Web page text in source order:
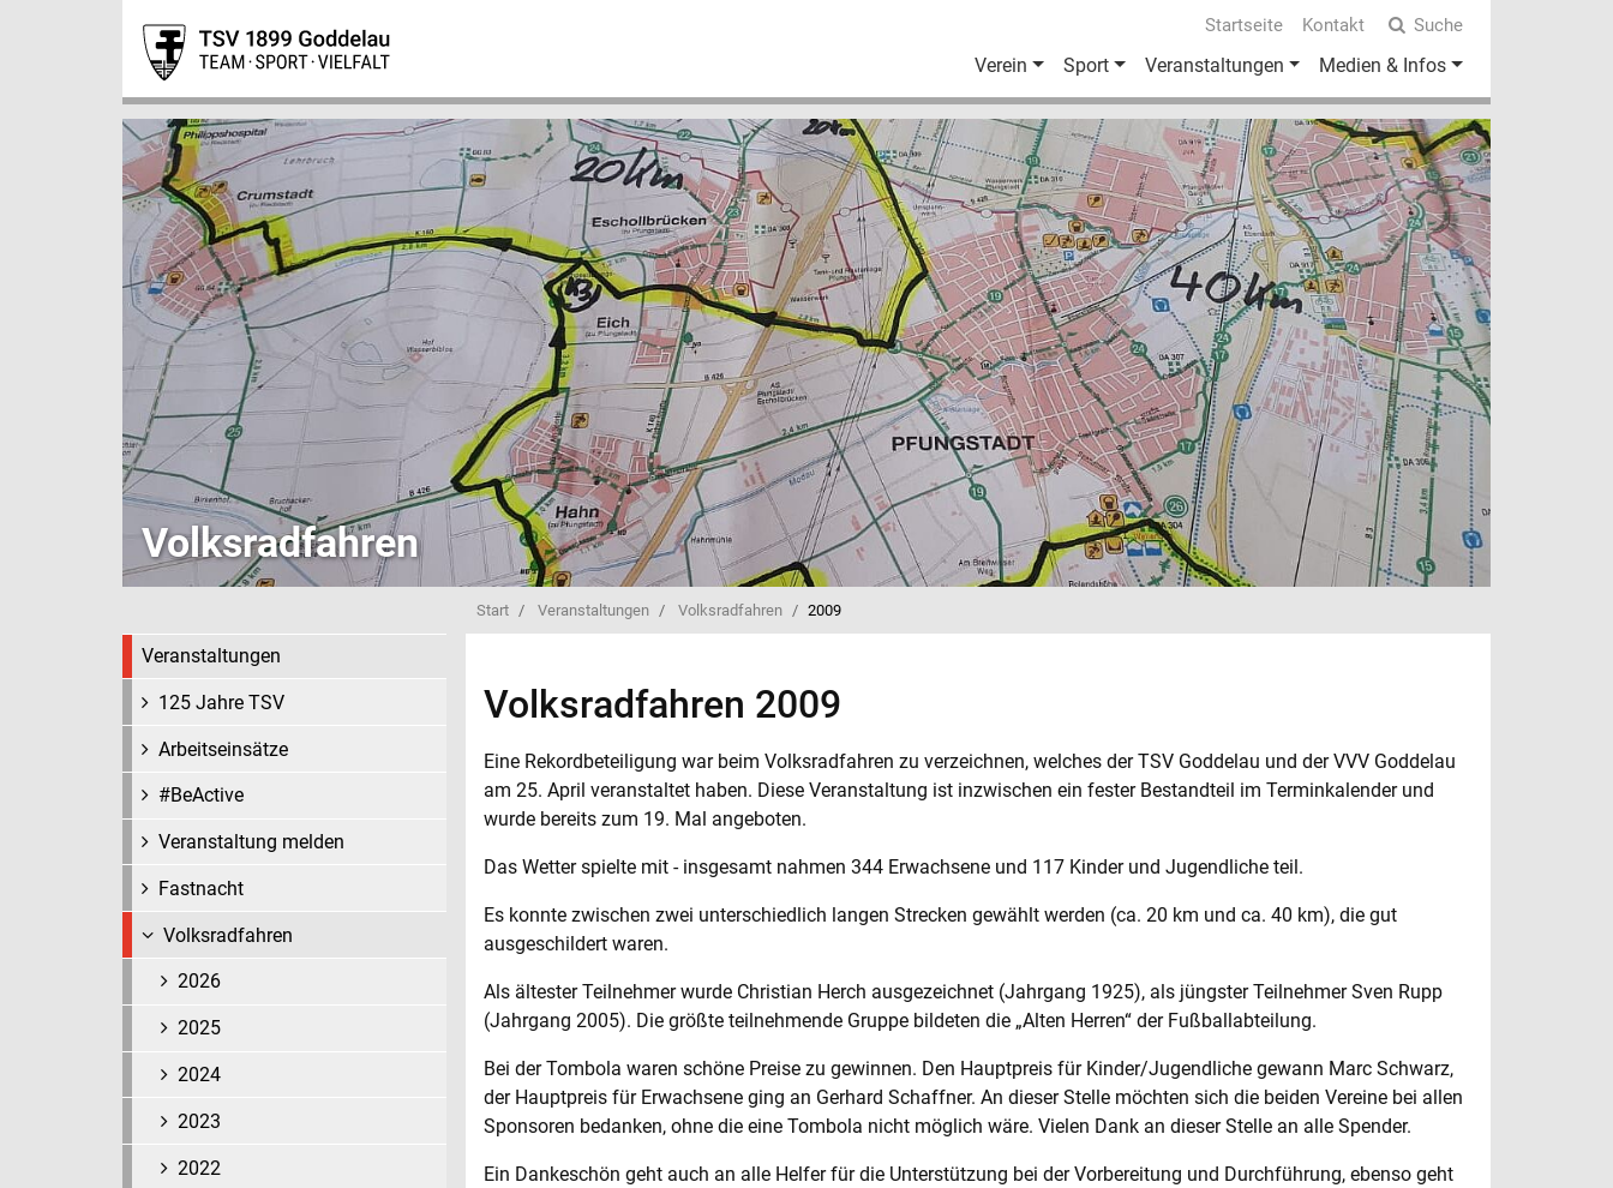
Startseite Kontakt Suche
Verein Sport Veranstaltungen Medien & Infos
Volksradfahren
Start Veranstaltungen Volksradfahren 2009
Veranstaltungen
125 Jahre TSV
Arbeitseinsätze
#BeActive
Veranstaltung melden
Fastnacht
Volksradfahren
2026
2025
2024
2023
2022
Volksradfahren 2009
Eine Rekordbeteiligung war beim Volksradfahren zu verzeichnen, welches der TSV Goddelau und der VVV Goddelau
am 25. April veranstaltet haben. Diese Veranstaltung ist inzwischen ein fester Bestandteil im Terminkalender und
wurde bereits zum 19. Mal angeboten.
Das Wetter spielte mit - insgesamt nahmen 344 Erwachsene und 117 Kinder und Jugendliche teil.
Es konnte zwischen zwei unterschiedlich langen Strecken gewählt werden (ca. 20 km und ca. 40 km), die gut
ausgeschildert waren.
Als ältester Teilnehmer wurde Christian Herch ausgezeichnet (Jahrgang 1925), als jüngster Teilnehmer Sven Rupp
(Jahrgang 2005). Die größte teilnehmende Gruppe bildeten die „Alten Herren“ der Fußballabteilung.
Bei der Tombola waren schöne Preise zu gewinnen. Den Hauptpreis für Kinder/Jugendliche gewann Marc Schwarz,
der Hauptpreis für Erwachsene ging an Gerhard Schaffner. An dieser Stelle möchten sich die beiden Vereine bei allen
Sponsoren bedanken, ohne die eine Tombola nicht möglich wäre. Vielen Dank an dieser Stelle an alle Spender.
Ein Dankeschön geht auch an alle Helfer für die Unterstützung bei der Vorbereitung und Durchführung, ebenso geht